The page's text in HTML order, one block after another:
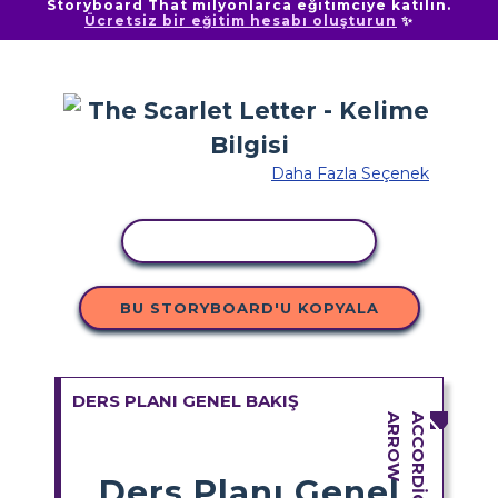
Storyboard That milyonlarca eğitimciye katılın.
Ücretsiz bir eğitim hesabı oluşturun ✨
Daha Fazla Seçenek
BU STORYBOARD'U KOPYALA
DERS PLANI GENEL BAKIŞ